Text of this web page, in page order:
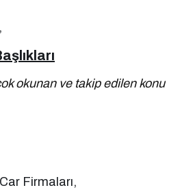
okunan ve takip edilen konu
Firmaları,